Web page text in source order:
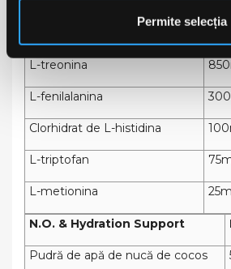
Permite selecția
L-treonina
L-fenilalanina
Clorhidrat de L-histidina
L-triptofan
L-metionina
N.O. & Hydration Support
Pudră de apă de nucă de cocos